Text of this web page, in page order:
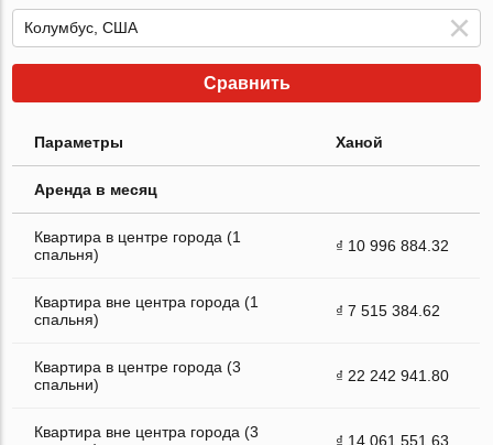
Сравнить
Параметры Ханой
Аренда в месяц
Квартира в центре города (1
спальня)
₫ 10 996 884.32
Квартира вне центра города (1
спальня)
₫ 7 515 384.62
Квартира в центре города (3
спальни)
₫ 22 242 941.80
Квартира вне центра города (3
₫ 14 061 551.63